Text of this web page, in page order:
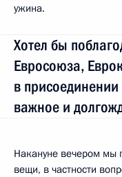
ужина.
Хотел бы
Евросоюза,
в
важное и
Накануне вечером мы
вещи, в частности